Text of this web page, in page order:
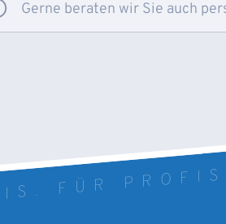
Gerne beraten wir Sie auch
FÜR